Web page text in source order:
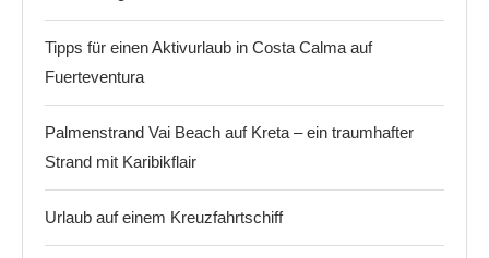
Tipps für einen Aktivurlaub in Costa Calma auf
Fuerteventura
Palmenstrand Vai Beach auf Kreta – ein traumhafter
Strand mit Karibikflair
Urlaub auf einem Kreuzfahrtschiff